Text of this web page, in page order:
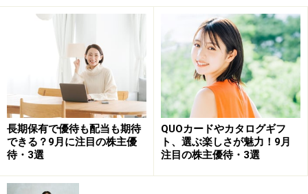
第3位は泉州電業（東証1部＜9824＞）です。オーナー経
営の電線専門商社となります。
今回は100株を購入し、1000円分のクオカードを獲得し
たケースを想定して利回り計算をしています（つまり株
主優待は1000円で評価して利回り計算しています）。
株価は2018年から調整が続いていましたが、ようやく底
打ちをしたところと思います。業績についても建設用ケ
ーブルの需要拡大などで堅調な業績推移となってきてお
長期保有で優待も配当も期待
できる？9月に注目の株主優
待・3選
QUOカードやカタログギフ
ト、選ぶ楽しさが魅力！9月
注目の株主優待・3選